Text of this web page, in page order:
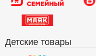
Детские товары